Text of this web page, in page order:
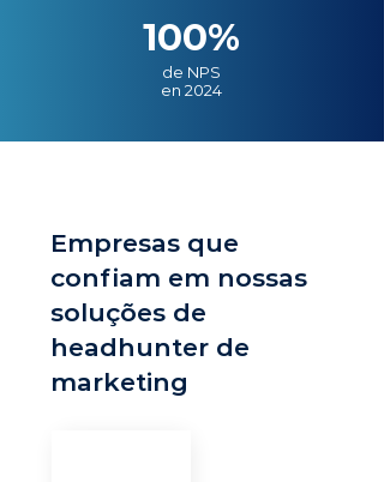
100%
de NPS
en 2024
Empresas que
confiam em nossas
soluções de
headhunter de
marketing